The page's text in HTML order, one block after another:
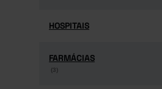
HOSPITAIS
HOSPITAIS
FARMÁCIAS
(3)
FARMÁCIAS
(3)